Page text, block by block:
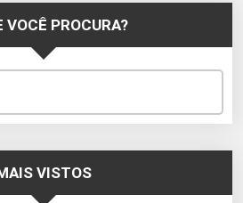
VOCÊ PROCURA?
VISTOS